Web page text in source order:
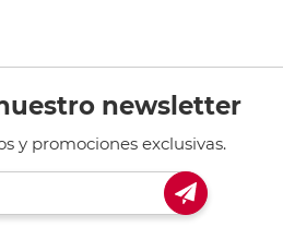
newsletter
y promociones exclusivas.